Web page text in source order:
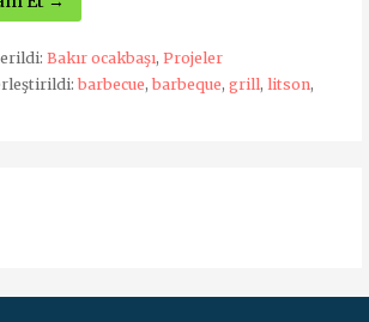
Bakır ocakbaşı, Projeler
barbecue,barbeque, grill, litson,